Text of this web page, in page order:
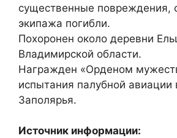
существенные повреждения,
экипажа погибли.
Похоронен около деревни
Владимирской области.
Награжден «Орденом
испытания палубной авиации
Заполярья.
Источник информации: